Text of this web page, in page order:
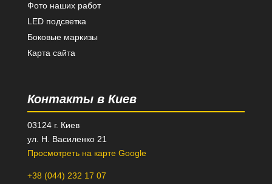
Фото наших работ
LED подсветка
Боковые маркизы
Карта сайта
Контакты в Киев
03124 г. Киев
ул. Н. Василенко 21
Просмотреть на карте Google
+38 (044) 232 17 07